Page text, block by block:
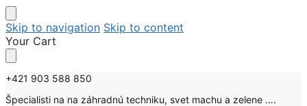
Skip to navigation Skip to content
Your Cart
+421 903 588 850
Špecialisti na na záhradnú techniku, svet machu a zelene ….